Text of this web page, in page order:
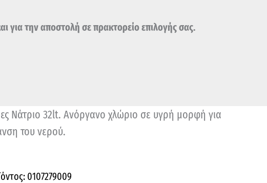
για την αποστολή σε πρακτορείο επιλογής σας.
Νάτριο 32lt. Ανόργανο χλώριο σε υγρή μορφή για
του νερού.
0107279009